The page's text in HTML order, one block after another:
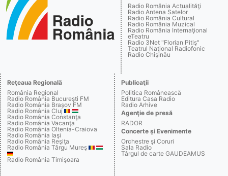
Radio România Actualităţi
Radio Antena Satelor
Radio România Cultural
Radio România Muzical
Radio România Internaţional
eTeatru
Radio 3Net "Florian Pitiş"
Teatrul Naţional Radiofonic
Radio Chişinău
Reţeaua Regională
România Regional
Radio România Bucureşti FM
Radio România Braşov FM
Radio România Cluj
Radio România Constanţa
Radio România Vacanţa
Radio România Oltenia-Craiova
Radio România Iaşi
Radio România Reşiţa
Radio România Târgu Mureş
Radio România Timişoara
Publicaţii
Politica Românească
Editura Casa Radio
Radio Arhive
Agenţie de presă
RADOR
Concerte şi Evenimente
Orchestre şi Coruri
Sala Radio
Târgul de carte GAUDEAMUS